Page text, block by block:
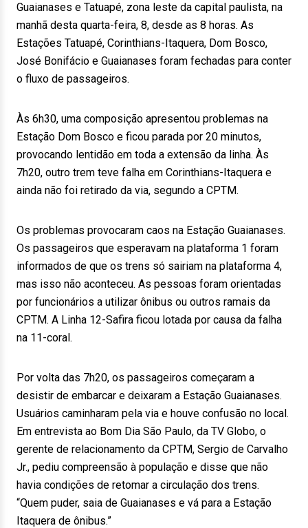
Guaianases e Tatuapé, zona leste da capital paulista, na
manhã desta quarta-feira, 8, desde as 8 horas. As
Estações Tatuapé, Corinthians-Itaquera, Dom Bosco,
José Bonifácio e Guaianases foram fechadas para conter
o fluxo de passageiros.
Às 6h30, uma composição apresentou problemas na
Estação Dom Bosco e ficou parada por 20 minutos,
provocando lentidão em toda a extensão da linha. Às
7h20, outro trem teve falha em Corinthians-Itaquera e
ainda não foi retirado da via, segundo a CPTM.
Os problemas provocaram caos na Estação Guaianases.
Os passageiros que esperavam na plataforma 1 foram
informados de que os trens só sairiam na plataforma 4,
mas isso não aconteceu. As pessoas foram orientadas
por funcionários a utilizar ônibus ou outros ramais da
CPTM. A Linha 12-Safira ficou lotada por causa da falha
na 11-coral.
Por volta das 7h20, os passageiros começaram a
desistir de embarcar e deixaram a Estação Guaianases.
Usuários caminharam pela via e houve confusão no local.
Em entrevista ao Bom Dia São Paulo, da TV Globo, o
gerente de relacionamento da CPTM, Sergio de Carvalho
Jr., pediu compreensão à população e disse que não
havia condições de retomar a circulação dos trens.
“Quem puder, saia de Guaianases e vá para a Estação
Itaquera de ônibus.”